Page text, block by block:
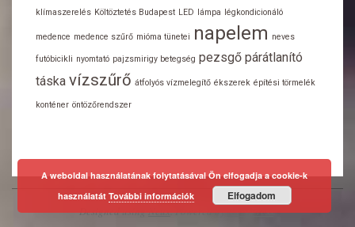
klímaszerelés Költöztetés Budapest LED lámpa légkondicionáló
medence medence szűrő mióma tünetei napelem neves
futóbicikli nyomtató pajzsmirigy betegség pezsgő párátlanító
táska vízszűrő átfolyós vízmelegítő ékszerek építési törmelék
konténer öntözőrendszer
Designed usingNeux. Powered byWordPress.
A weboldal használatának folytatásával Ön elfogadja a cookie-k
használatát További információk Elfogadom